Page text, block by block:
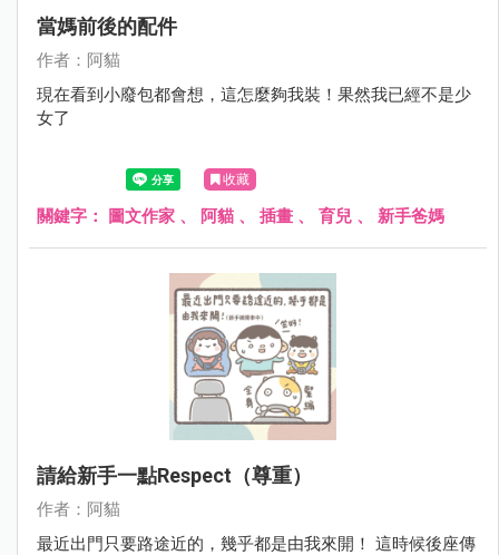
當媽前後的配件
作者：阿貓
現在看到小廢包都會想，這怎麼夠我裝！果然我已經不是少
女了
收藏
關鍵字： 圖文作家 、 阿貓 、 插畫 、 育兒 、 新手爸媽
請給新手一點respect（尊重）
作者：阿貓
最近出門只要路途近的，幾乎都是由我來開！ 這時候後座傳